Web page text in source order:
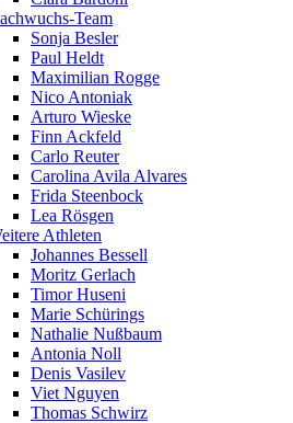
Team
Sonja Besler
Paul Heldt
Maximilian Rogge
Nico Antoniak
Arturo Wieske
Finn Ackfeld
Carlo Reuter
Carolina Avila Alvares
Frida Steenbock
Lea Rösgen
Athleten
Johannes Bessell
Moritz Gerlach
Timor Huseni
Marie Schürings
Nathalie Nußbaum
Antonia Noll
Denis Vasilev
Viet Nguyen
Thomas Schwirz